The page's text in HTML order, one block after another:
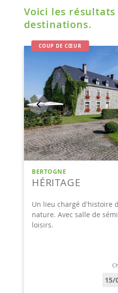
Voici les
destinations.